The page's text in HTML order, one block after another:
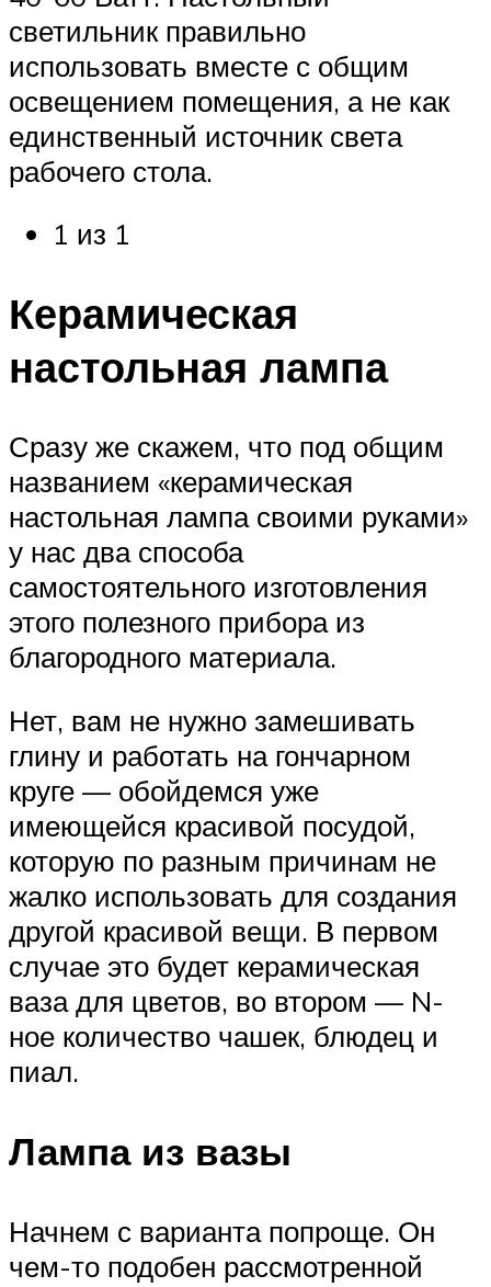
светильник правильно
использовать вместе с общим
освещением помещения, а не как
единственный источник света
рабочего стола.
1 из 1
​Керамическая
настольная лампа
Сразу же скажем, что под общим
названием «керамическая
настольная лампа своими руками»
у нас два способа
самостоятельного изготовления
этого полезного прибора из
благородного материала.
Нет, вам не нужно замешивать
глину и работать на гончарном
круге — обойдемся уже
имеющейся красивой посудой,
которую по разным причинам не
жалко использовать для создания
другой красивой вещи. В первом
случае это будет керамическая
ваза для цветов, во втором — N-
ное количество чашек, блюдец и
пиал.
​Лампа из вазы
Начнем с варианта попроще. Он
чем-то подобен рассмотренной